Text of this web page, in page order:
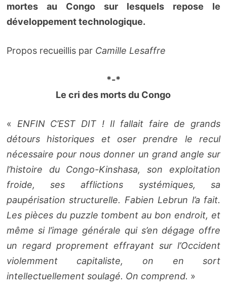
mortes au Congo sur lesquels repose le
développement technologique.
Propos recueillis par Camille Lesaffre
*-*
Le cri des morts du Congo
« ENFIN C’EST DIT ! Il fallait faire de grands
détours historiques et oser prendre le recul
nécessaire pour nous donner un grand angle sur
l’histoire du Congo-Kinshasa, son exploitation
froide, ses afflictions systémiques, sa
paupérisation structurelle. Fabien Lebrun l’a fait.
Les pièces du puzzle tombent au bon endroit, et
même si l’image générale qui s’en dégage offre
un regard proprement effrayant sur l’Occident
violemment capitaliste, on en sort
intellectuellement soulagé. On comprend. »